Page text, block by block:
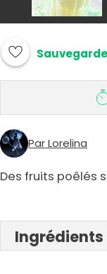
Par Lorelina
Des fruits poêlés
Ingrédients